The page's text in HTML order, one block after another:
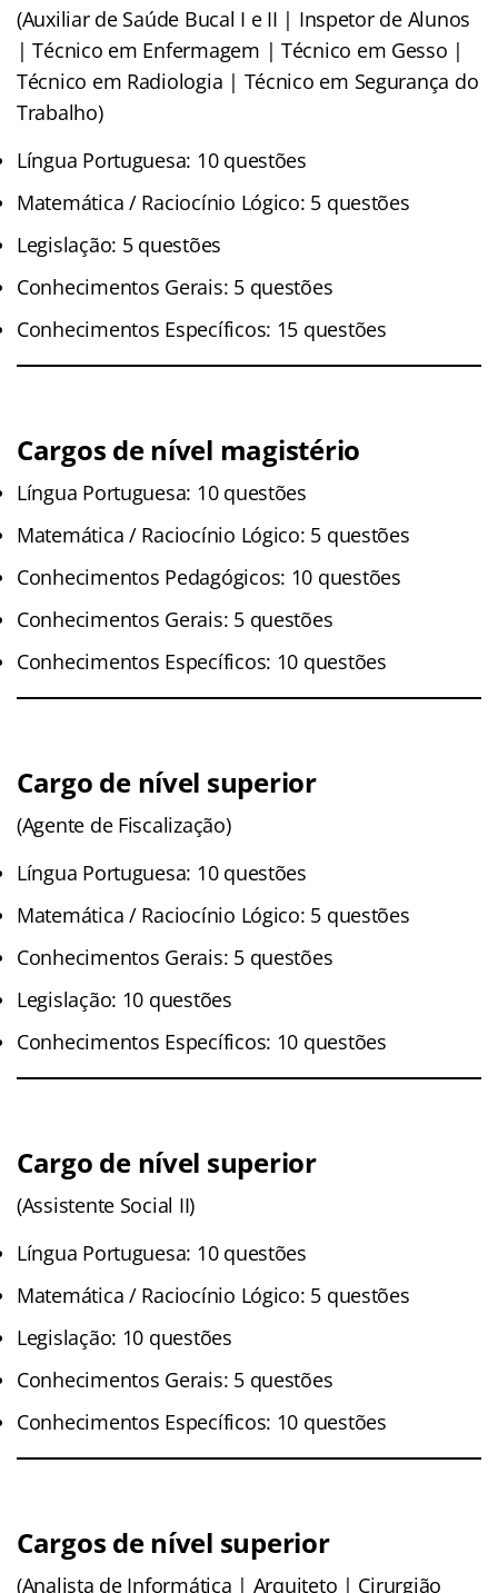
(Auxiliar de Saúde Bucal I e II | Inspetor de Alunos
| Técnico em Enfermagem | Técnico em Gesso |
Técnico em Radiologia | Técnico em Segurança do
Trabalho)
Língua Portuguesa: 10 questões
Matemática / Raciocínio Lógico: 5 questões
Legislação: 5 questões
Conhecimentos Gerais: 5 questões
Conhecimentos Específicos: 15 questões
Cargos de nível magistério
Língua Portuguesa: 10 questões
Matemática / Raciocínio Lógico: 5 questões
Conhecimentos Pedagógicos: 10 questões
Conhecimentos Gerais: 5 questões
Conhecimentos Específicos: 10 questões
Cargo de nível superior
(Agente de Fiscalização)
Língua Portuguesa: 10 questões
Matemática / Raciocínio Lógico: 5 questões
Conhecimentos Gerais: 5 questões
Legislação: 10 questões
Conhecimentos Específicos: 10 questões
Cargo de nível superior
(Assistente Social II)
Língua Portuguesa: 10 questões
Matemática / Raciocínio Lógico: 5 questões
Legislação: 10 questões
Conhecimentos Gerais: 5 questões
Conhecimentos Específicos: 10 questões
Cargos de nível superior
(Analista de Informática | Arquiteto | Cirurgião